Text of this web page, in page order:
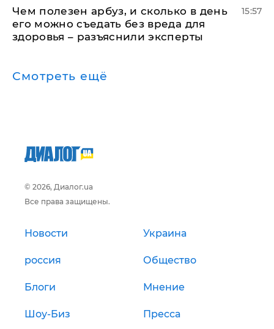
Чем полезен арбуз, и сколько в день
его можно съедать без вреда для
здоровья – разъяснили эксперты
15:57
Смотреть ещё
© 2026, Диалог.ua
Все права защищены.
Новости Украина
россия Общество
Блоги Мнение
Шоу-Биз Пресса